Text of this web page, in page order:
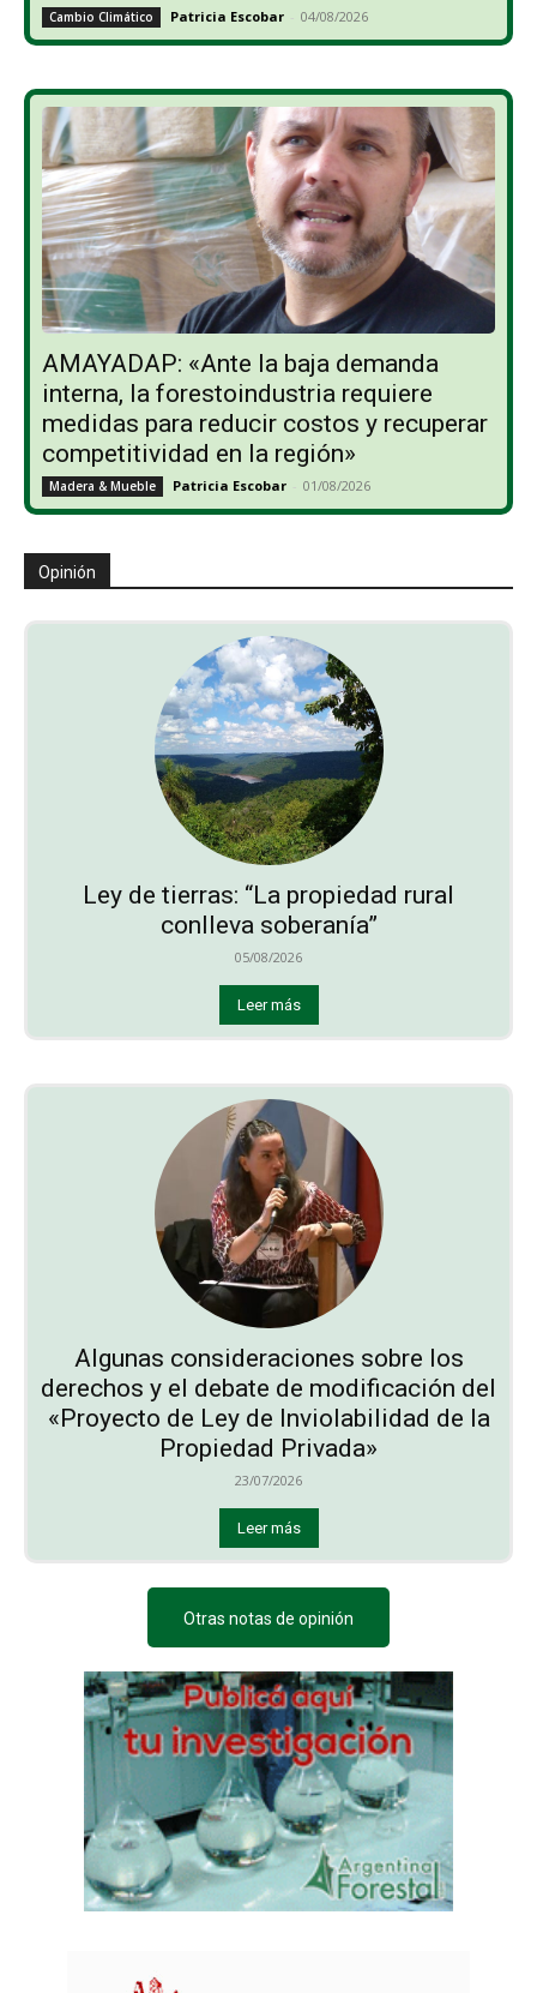
Cambio Climático Patricia Escobar - 04/08/2026
AMAYADAP: «Ante la baja demanda
interna, la forestoindustria requiere
medidas para reducir costos y recuperar
competitividad en la región»
Madera & Mueble Patricia Escobar - 01/08/2026
Opinión
Ley de tierras: “La propiedad rural
conlleva soberanía”
05/08/2026
Leer más
Algunas consideraciones sobre los
derechos y el debate de modificación del
«Proyecto de Ley de Inviolabilidad de la
Propiedad Privada»
23/07/2026
Leer más
Otras notas de opinión